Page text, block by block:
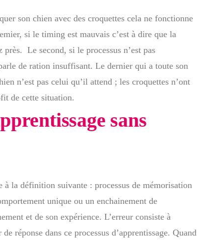
son chien avec des croquettes cela ne fonctionne
si le timing est mauvais c’est à dire que la
près. Le second, si le processus n’est pas
de ration insuffisant. Le dernier qui a toute son
n’est pas celui qu’il attend ; les croquettes n’ont
de cette situation.
sans
à la définition suivante : processus de mémorisation
unique ou un enchainement de
et de son expérience. L’erreur consiste à
réponse dans ce processus d’apprentissage. Quand